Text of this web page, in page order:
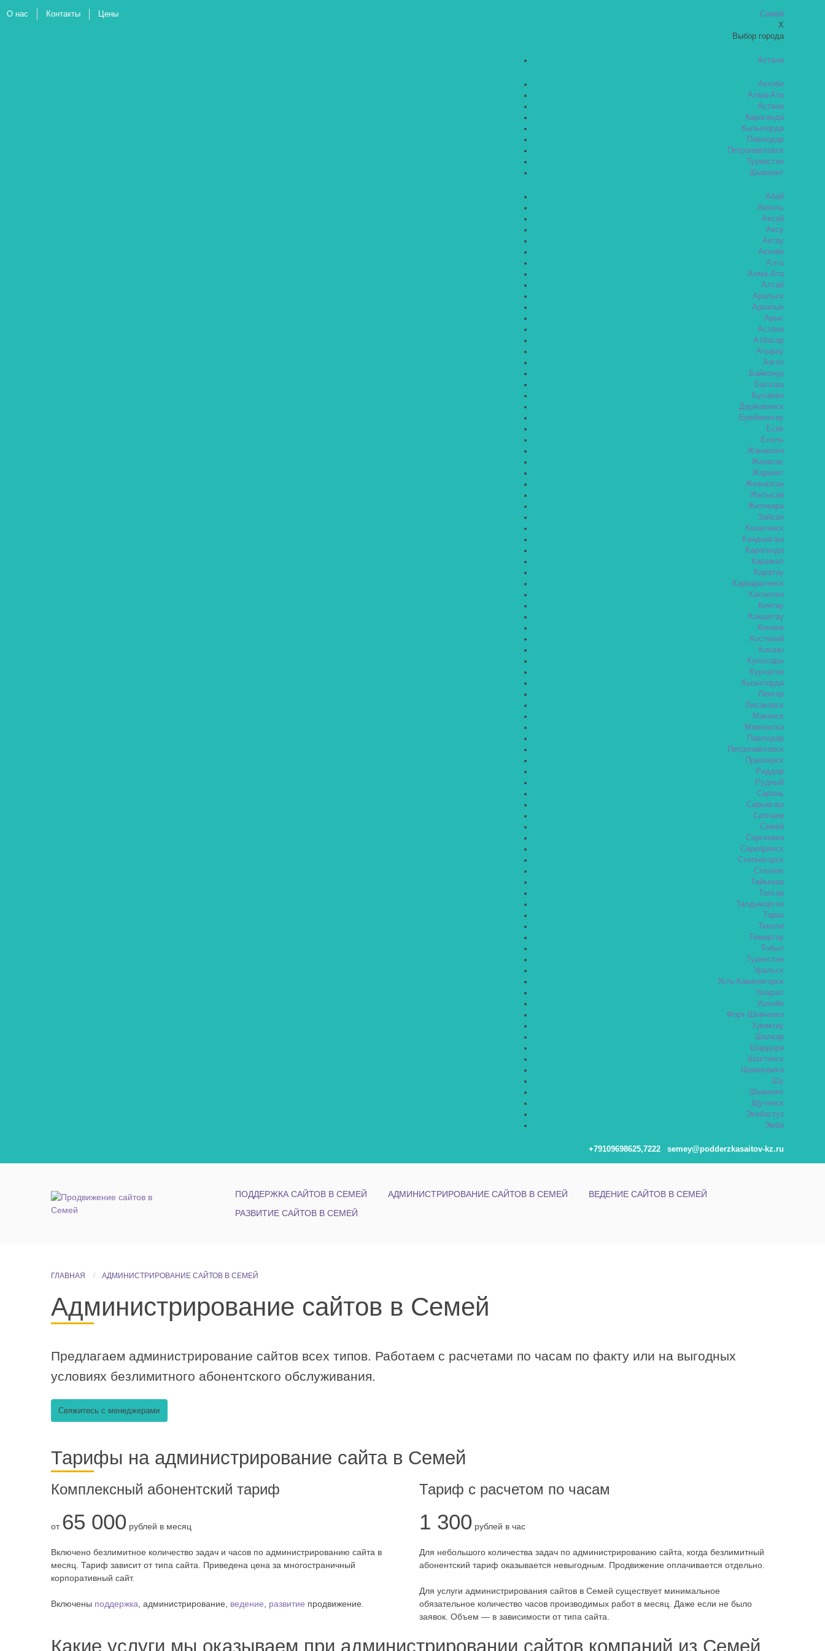
Семей
X
Выбор города
Астана
Актобе
Алма-Ата
Астана
Караганда
Кызылорда
Павлодар
Петропавловск
Туркестан
Шымкент
Абай
Акколь
Аксай
Аксу
Актау
Актобе
Алга
Алма-Ата
Алтай
Аральск
Аркалык
Арыс
Астана
Атбасар
Атырау
Аягоз
Байконур
Балхаш
Булаево
Державинск
Ерейментау
Есик
Есиль
Жанаозен
Жанатас
Жаркент
Жезказган
Жетысай
Житикара
Зайсан
Казалинск
Кандыагаш
Караганда
Каражал
Каратау
Каркаралинск
Каскелен
Кентау
Кокшетау
Конаев
Костанай
Косшы
Кульсары
Курчатов
Кызылорда
Ленгер
Лисаковск
Макинск
Мамлютка
Павлодар
Петропавловск
Приозерск
Риддер
Рудный
Сарань
Сарыагаш
Сатпаев
Семей
Сергеевка
Серебрянск
Степногорск
Степняк
Тайынша
Талгар
Талдыкорган
Тараз
Текели
Темиртау
Тобыл
Туркестан
Уральск
Усть-Каменогорск
Ушарал
Уштобе
Форт-Шевченко
Хромтау
Шалкар
Шардара
Шахтинск
Шемонаиха
Шу
Шымкент
Щучинск
Экибастуз
Эмба
+79109698625,7222 semey@podderzkasaitov-kz.ru
О нас Контакты Цены
ПОДДЕРЖКА САЙТОВ В СЕМЕЙ АДМИНИСТРИРОВАНИЕ САЙТОВ В СЕМЕЙ
ВЕДЕНИЕ САЙТОВ В СЕМЕЙ
РАЗВИТИЕ САЙТОВ В СЕМЕЙ
ГЛАВНАЯ АДМИНИСТРИРОВАНИЕ САЙТОВ В СЕМЕЙ
Администрирование сайтов в Семей
Предлагаем администрирование сайтов всех типов. Работаем с расчетами по часам по факту или на выгодных
условиях безлимитного абонентского обслуживания.
Свяжитесь с менеджерами
Тарифы на администрирование сайта в Семей
Комплексный абонентский тариф
от 65 000 рублей в месяц
Включено безлимитное количество задач и часов по администрированию сайта в
месяц. Тариф зависит от типа сайта. Приведена цена за многостраничный
корпоративный сайт.
Включены поддержка , администрирование, ведение развитие продвижение.
Тариф с расчетом по часам
1 300 рублей в час
Для небольшого количества задач по администрированию сайта, когда безлимитный
абонентский тариф оказывается невыгодным. Продвижение оплачивается отдельно.
Для услуги администрирования сайтов в Семей существует минимальное
обязательное количество часов производимых работ в месяц. Даже если не было
заявок. Объем — в зависимости от типа сайта.
Какие услуги мы оказываем при администрировании сайтов компаний из Семей